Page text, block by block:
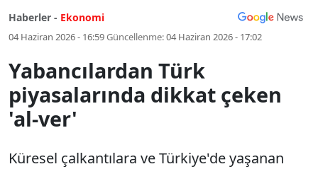
Haberler - Ekonomi
04 Haziran 2026 - 16:59Güncellenme:04 Haziran 2026 - 17:02
Yabancılardan Türk
piyasalarında dikkat çeken
'al-ver'
Küresel çalkantılara ve Türkiye'de yaşanan